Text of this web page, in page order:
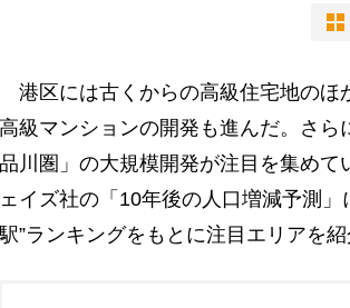
港区には古くからの高級住宅地のほ
高級マンションの開発も進んだ。さ
品川圏」の大規模開発が注目を集め
ェイズ社の「10年後の人口増減予測
駅”ランキングをもとに注目エリアを紹